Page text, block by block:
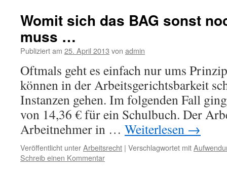
Womit sich das BAG sonst
muss …
Publiziert am 25. April 2013 von admin
Oftmals geht es einfach nur ums
können in der Arbeitsgerichtsbarkeit
Instanzen gehen. Im folgenden Fall
von 14,36 € für ein Schulbuch. Der
Arbeitnehmer in … Weiterlesen →
Veröffentlicht unterArbeitsrecht | Verschlagwortet mit
Schreib einen Kommentar